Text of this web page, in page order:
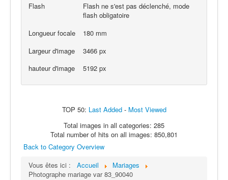
Flash
Flash ne s'est pas déclenché, mode
flash obligatoire
Longueur focale
180 mm
Largeur d'image
3466 px
hauteur d'image
5192 px
TOP 50: Last Added- Most Viewed
Total images in all categories: 285
Total number of hits on all images: 850,801
Back to Category Overview
Vous êtes ici :
Accueil
Mariages
Photographe mariage var 83_90040